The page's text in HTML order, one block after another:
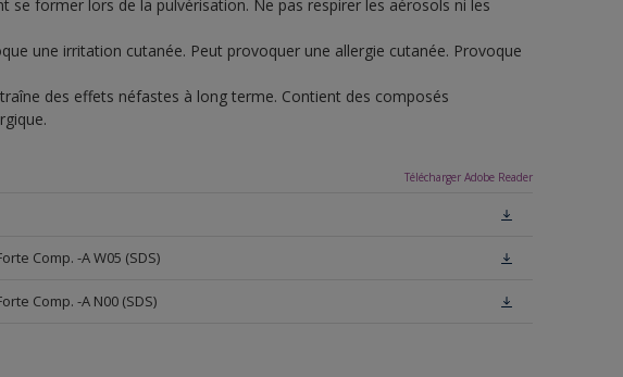
se former lors de la pulvérisation. Ne pas respirer les aérosols ni les
une irritation cutanée. Peut provoquer une allergie cutanée. Provoque
des effets néfastes à long terme. Contient des composés
Télécharger Adobe Reader
Comp. -A W05 (SDS)
Comp. -A N00 (SDS)